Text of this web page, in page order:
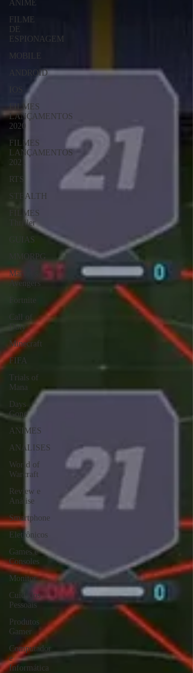
ANIME
FILME
DE
ESPIONAGEM
MOBILE
ANDROID
FILMES
LANÇAMENTOS
2020
FILMES
LANÇAMENTOS
2021
RTS
STEALTH
FILMES
Thriller
GUIAS
MMORPG
Marvel's
Avengers
Fortnite
Call of
Duty
Minecraft
FIFA
Trials of
Mana
Days
Gone
ANIMES
ANÁLISES
World of
Warcraft
Review e
Análise
Smartphone
Eletrônicos
Games e
Consoles
Monitor
Cuidados
Pessoais
Produtos
Gamer
Computador
e
Informática